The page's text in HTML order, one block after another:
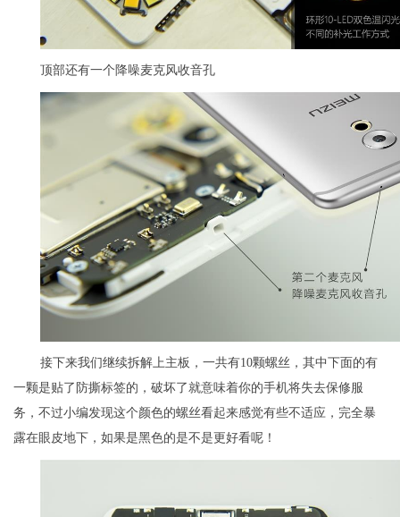
顶部还有一个降噪麦克风收音孔
接下来我们继续拆解上主板，一共有10颗螺丝，其中下面的有
一颗是贴了防撕标签的，破坏了就意味着你的手机将失去保修服
务，不过小编发现这个颜色的螺丝看起来感觉有些不适应，完全暴
露在眼皮地下，如果是黑色的是不是更好看呢！